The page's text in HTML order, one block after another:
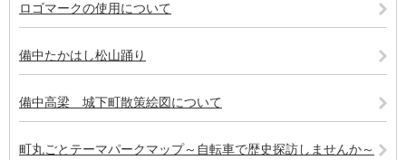
ロゴマークの使用について
備中たかはし松山踊り
備中高梁 城下町散策絵図について
町丸ごとテーマパークマップ～自転車で歴史探訪しませんか～